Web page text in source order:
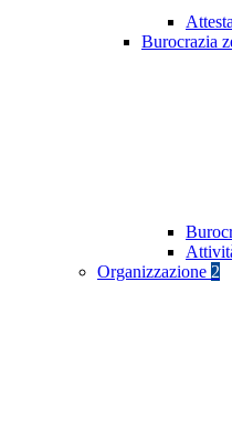
Burocrazia
Organizzazione 2